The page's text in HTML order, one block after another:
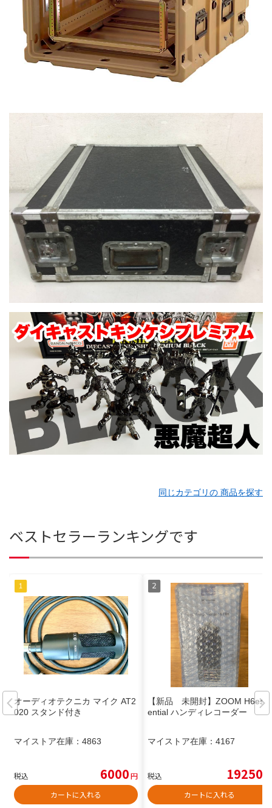
同じカテゴリの 商品を探す
ベストセラーランキングです
オーディオテクニカ マイク AT2
020 スタンド付き
マイストア在庫： 4863
税込 6000円
カートに入れる
【新品 未開封】ZOOM H6ess
ential ハンディレコーダー
マイストア在庫： 4167
税込 19250
カートに入れる